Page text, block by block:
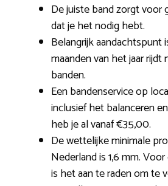
De juiste band zorgt
dat je het nodig hebt.
Belangrijk aandachtspunt
maanden van het jaar rijdt
banden.
Een bandenservice op
inclusief het balanceren
heb je al vanaf €35,00.
De wettelijke minimale
Nederland is 1,6 mm.
is het aan te raden om te